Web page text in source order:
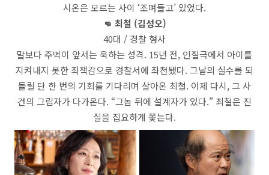
시온은 모르는 사이 ‘조며들고’ 있었다.
👊 최철 (김성오)
40대 / 경찰 형사
말보다 주먹이 앞서는 욱하는 성격. 15년 전, 인질극에서 아이를
지켜내지 못한 죄책감으로 경찰서에 좌천됐다. 그날의 실수를 되
돌릴 단 한 번의 기회를 기다리며 살아온 최철. 이제 다시, 그 사
건의 그림자가 다가온다. “그놈 뒤에 설계자가 있다.” 최철은 진
실을 집요하게 쫓는다.